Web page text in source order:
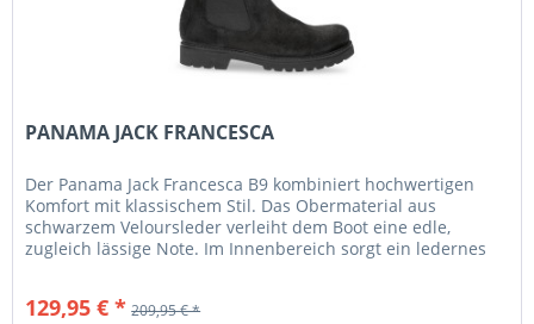
PANAMA JACK FRANCESCA
Der Panama Jack Francesca B9 kombiniert hochwertigen
Komfort mit klassischem Stil. Das Obermaterial aus
schwarzem Veloursleder verleiht dem Boot eine edle,
zugleich lässige Note. Im Innenbereich sorgt ein ledernes
129,95 € * 209,95 € *